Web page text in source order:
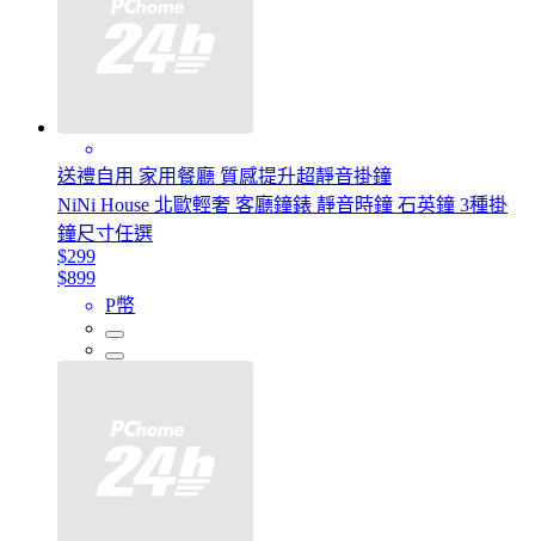
送禮自用 家用餐廳 質感提升超靜音掛鐘
NiNi House 北歐輕奢 客廳鐘錶 靜音時鐘 石英鐘 3種掛
鐘尺寸任選
$299
$899
P幣